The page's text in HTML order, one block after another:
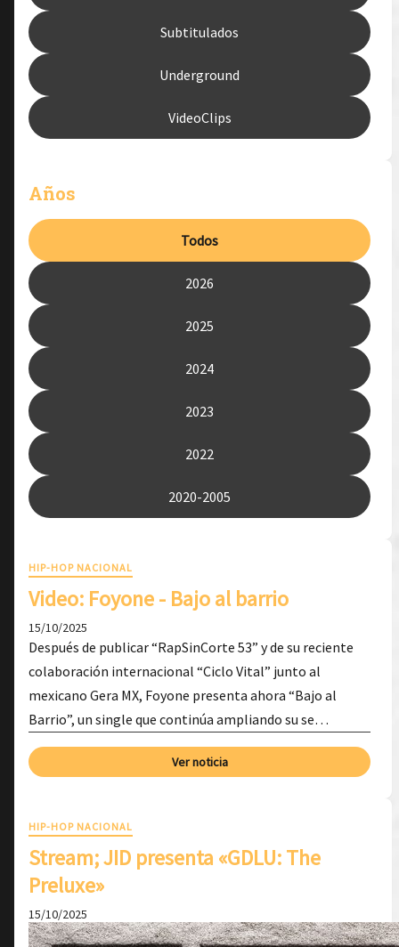
Subtitulados
Underground
VideoClips
Años
Todos
2026
2025
2024
2023
2022
2020-2005
HIP-HOP NACIONAL
Video: Foyone - Bajo al barrio
15/10/2025
Después de publicar “RapSinCorte 53” y de su reciente
colaboración internacional “Ciclo Vital” junto al
mexicano Gera MX, Foyone presenta ahora “Bajo al
Barrio”, un single que continúa ampliando su se…
Ver noticia
HIP-HOP NACIONAL
Stream; JID presenta «GDLU: The
Preluxe»
15/10/2025